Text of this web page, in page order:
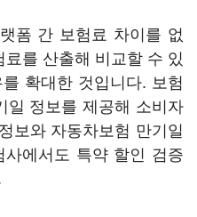
폼 간 보험료 차이를 없
를 산출해 비교할 수 있
확대한 것입니다. 보험
일 정보를 제공해 소비자
보와 자동차보험 만기일
에서도 특약 할인 검증